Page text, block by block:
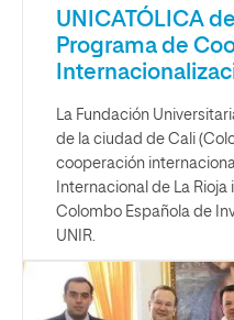
UNICATÓLICA
Programa de
La Fundación
de la ciudad de Cali
cooperación
Internacional de La
Colombo Española de
UNIR.